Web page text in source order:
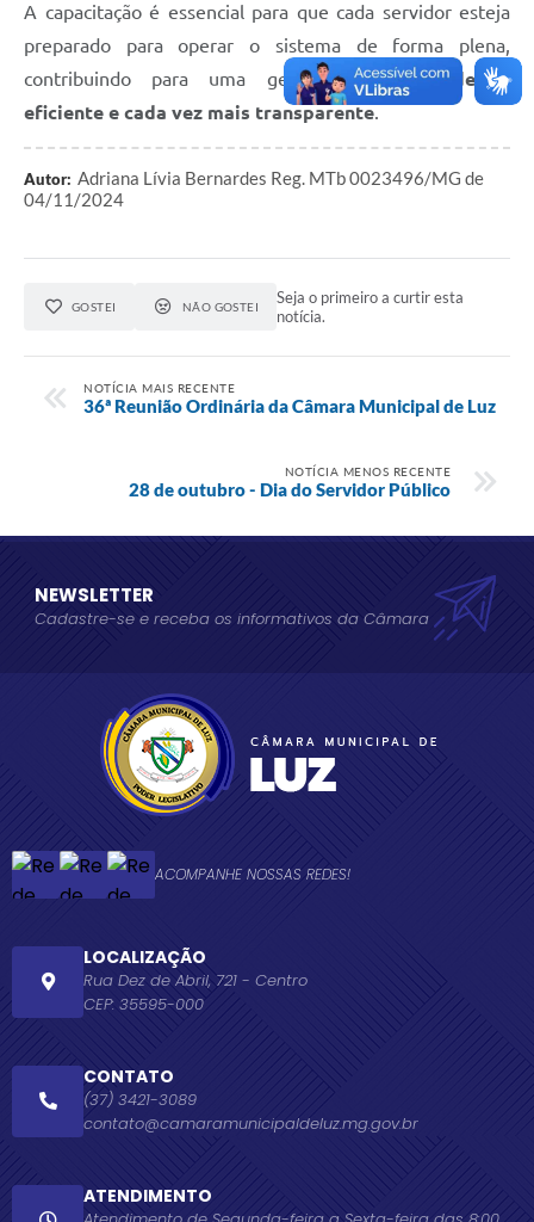
A capacitação é essencial para que cada servidor esteja
preparado para operar o sistema de forma plena,
contribuindo para uma gestão públicamoderna,
eficiente e cada vez mais transparente.
Autor: Adriana Lívia Bernardes Reg. MTb 0023496/MG de
04/11/2024
GOSTEI NÃO GOSTEI
Seja o primeiro a curtir esta
notícia.
NOTÍCIA MAIS RECENTE
36ª Reunião Ordinária da Câmara Municipal de Luz
NOTÍCIA MENOS RECENTE
28 de outubro - Dia do Servidor Público
ACOMPANHE NOSSAS REDES!
LOCALIZAÇÃO
Rua Dez de Abril, 721 - Centro
CEP: 35595-000
CONTATO
(37) 3421-3089
contato@camaramunicipaldeluz.mg.gov.br
ATENDIMENTO
NEWSLETTER
Cadastre-se e receba os informativos da Câmara